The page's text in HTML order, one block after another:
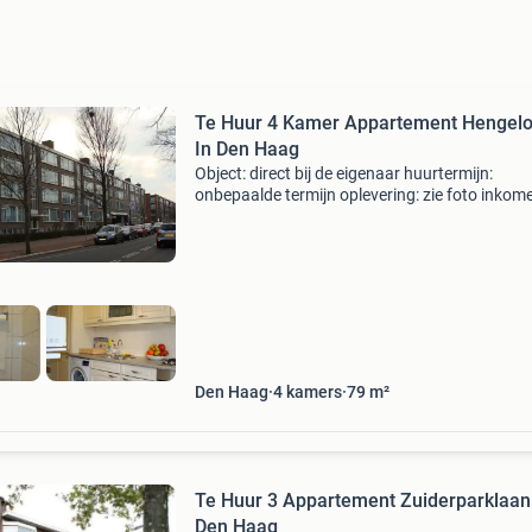
Te Huur 4 Kamer Appartement
In Den Haag
Object: direct bij de eigenaar huurtermijn:
onbepaalde termijn oplevering: zie foto
Den Haag 4 kamers 79m²
Te Huur 3 Appartement
Den Haag